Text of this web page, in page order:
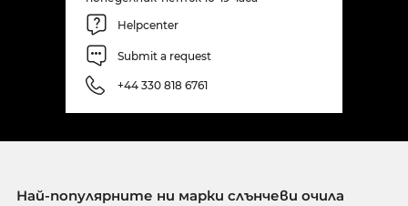
Helpcenter
Submit a request
+44 330 818 6761
Най-популярните ни марки слънчеви очила